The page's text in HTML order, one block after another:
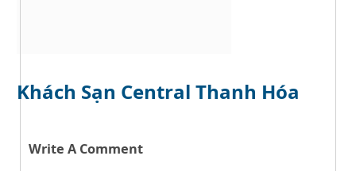
Khách Sạn Central Thanh Hóa
Write A Comment